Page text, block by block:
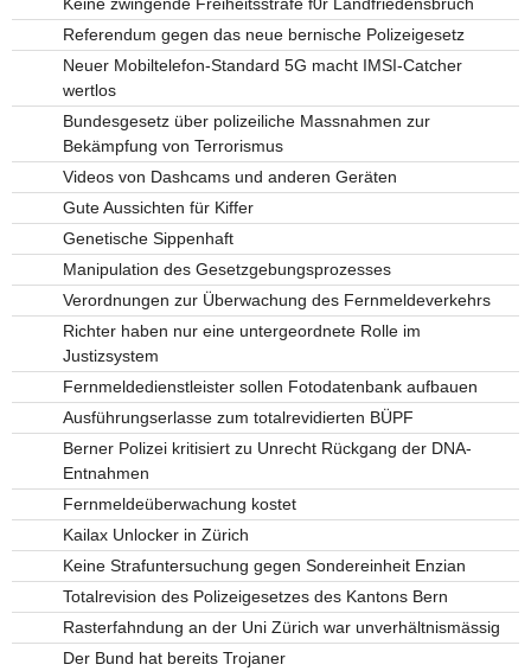
Keine zwingende Freiheitsstrafe f0r Landfriedensbruch
Referendum gegen das neue bernische Polizeigesetz
Neuer Mobiltelefon-Standard 5G macht IMSI-Catcher
wertlos
Bundesgesetz über polizeiliche Massnahmen zur
Bekämpfung von Terrorismus
Videos von Dashcams und anderen Geräten
Gute Aussichten für Kiffer
Genetische Sippenhaft
Manipulation des Gesetzgebungsprozesses
Verordnungen zur Überwachung des Fernmeldeverkehrs
Richter haben nur eine untergeordnete Rolle im
Justizsystem
Fernmeldedienstleister sollen Fotodatenbank aufbauen
Ausführungserlasse zum totalrevidierten BÜPF
Berner Polizei kritisiert zu Unrecht Rückgang der DNA-
Entnahmen
Fernmeldeüberwachung kostet
Kailax Unlocker in Zürich
Keine Strafuntersuchung gegen Sondereinheit Enzian
Totalrevision des Polizeigesetzes des Kantons Bern
Rasterfahndung an der Uni Zürich war unverhältnismässig
Der Bund hat bereits Trojaner